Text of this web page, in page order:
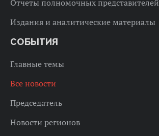
Отчеты полномочных представителей
Издания и аналитические материалы
СОБЫТИЯ
Главные темы
Все новости
Председатель
Новости регионов